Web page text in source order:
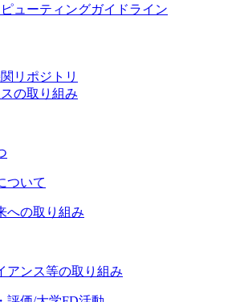
ューティングガイドライン
リポジトリ
の取り組み
ついて
への取り組み
アンス等の取り組み